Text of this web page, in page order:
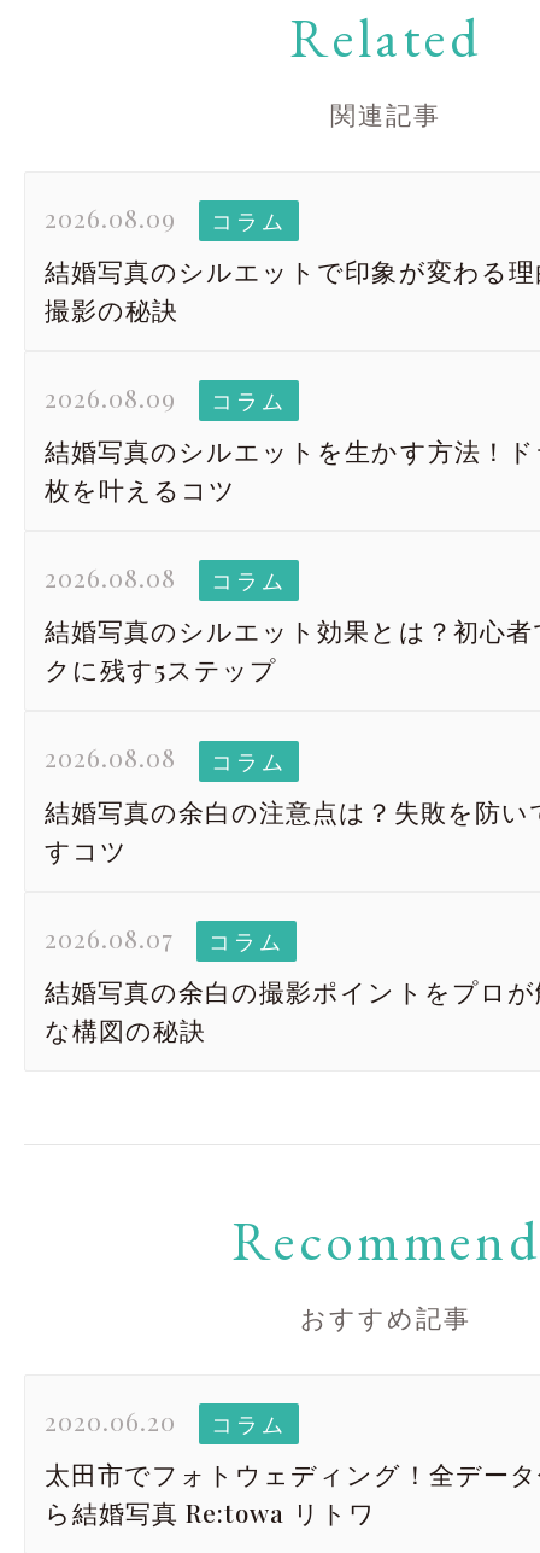
Related
関連記事
2026.08.09 コラム
結婚写真のシルエットで印象が変わる
撮影の秘訣
2026.08.09 コラム
結婚写真のシルエットを生かす方法！
枚を叶えるコツ
2026.08.08 コラム
結婚写真のシルエット効果とは？初心
クに残す5ステップ
2026.08.08 コラム
結婚写真の余白の注意点は？失敗を防
すコツ
2026.08.07 コラム
結婚写真の余白の撮影ポイントをプロ
な構図の秘訣
Recommend
おすすめ記事
2020.06.20 コラム
太田市でフォトウェディング！全デー
ら結婚写真 Re:towa リトワ